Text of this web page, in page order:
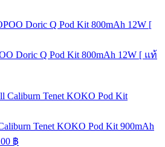
Doric Q Pod Kit 800mAh 12W [ แท้
Tenet KOKO Pod Kit 900mAh
฿